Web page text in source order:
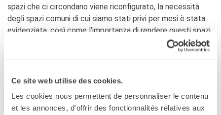
Ce site web utilise des cookies.
Les cookies nous permettent de personnaliser le contenu
et les annonces, d'offrir des fonctionnalités relatives aux
spazi che ci circondano viene riconfigurato, la necessità
degli spazi comuni di cui siamo stati privi per mesi è stata
evidenziata, così come l’importanza di rendere questi spazi
vivibili. A parlarne, Emmanuel Tibloux, direttore dell’ENSAD,
Nasrin Mohiti Asli, co-fondatrice del collettivo Orizzontale
La comunità all’era del lockdown
« Siamo degli scimioni che hanno bisogno del nostro corpo